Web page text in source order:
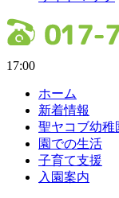
17:00
ホーム
新着情報
聖ヤコブ幼稚
園での生活
子育て支援
入園案内